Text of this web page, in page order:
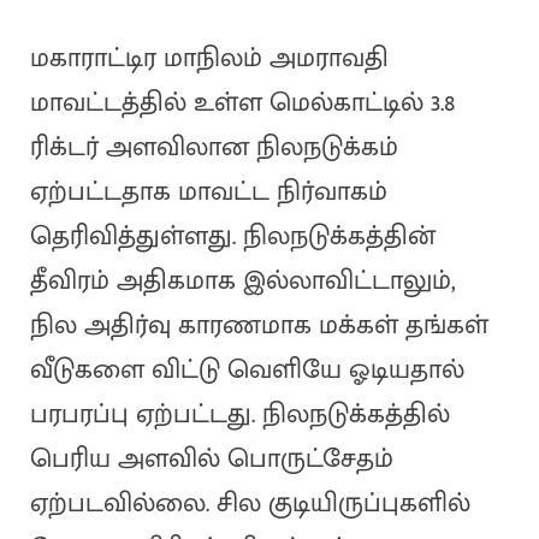
மகாராட்டிர மாநிலம் அமராவதி
மாவட்டத்தில் உள்ள மெல்காட்டில் 3.8
ரிக்டர் அளவிலான நிலநடுக்கம்
ஏற்பட்டதாக மாவட்ட நிர்வாகம்
தெரிவித்துள்ளது. நிலநடுக்கத்தின்
தீவிரம் அதிகமாக இல்லாவிட்டாலும்,
நில அதிர்வு காரணமாக மக்கள் தங்கள்
வீடுகளை விட்டு வெளியே ஓடியதால்
பரபரப்பு ஏற்பட்டது. நிலநடுக்கத்தில்
பெரிய அளவில் பொருட்சேதம்
ஏற்படவில்லை. சில குடியிருப்புகளில்